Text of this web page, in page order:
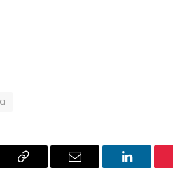
Copy
Email LinkedIn